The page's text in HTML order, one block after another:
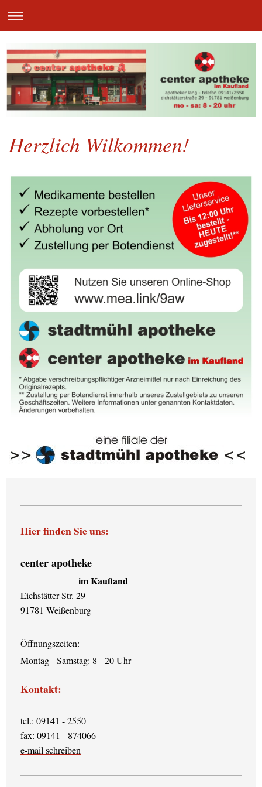
Herzlich Wilkommen!
Hier finden Sie uns:
center apotheke
im Kaufland
Eichstätter Str. 29
91781 Weißenburg
Öffnungszeiten:
Montag - Samstag: 8 - 20 Uhr
Kontakt:
tel.: 09141 - 2550
fax: 09141 - 874066
e-mail schreiben